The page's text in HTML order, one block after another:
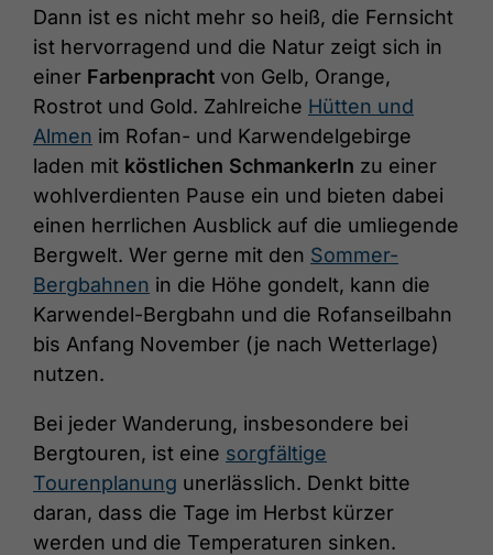
Dann ist es nicht mehr so heiß, die Fernsicht
ist hervorragend und die Natur zeigt sich in
einer Farbenpracht von Gelb, Orange,
Rostrot und Gold. Zahlreiche Hütten und
Almen im Rofan- und Karwendelgebirge
laden mit köstlichen Schmankerln zu einer
wohlverdienten Pause ein und bieten dabei
einen herrlichen Ausblick auf die umliegende
Bergwelt. Wer gerne mit den Sommer-
Bergbahnen in die Höhe gondelt, kann die
Karwendel-Bergbahn und die Rofanseilbahn
bis Anfang November (je nach Wetterlage)
nutzen.
Bei jeder Wanderung, insbesondere bei
Bergtouren, ist eine sorgfältige
Tourenplanung unerlässlich. Denkt bitte
daran, dass die Tage im Herbst kürzer
werden und die Temperaturen sinken.